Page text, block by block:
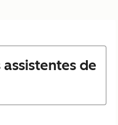
assistentes de